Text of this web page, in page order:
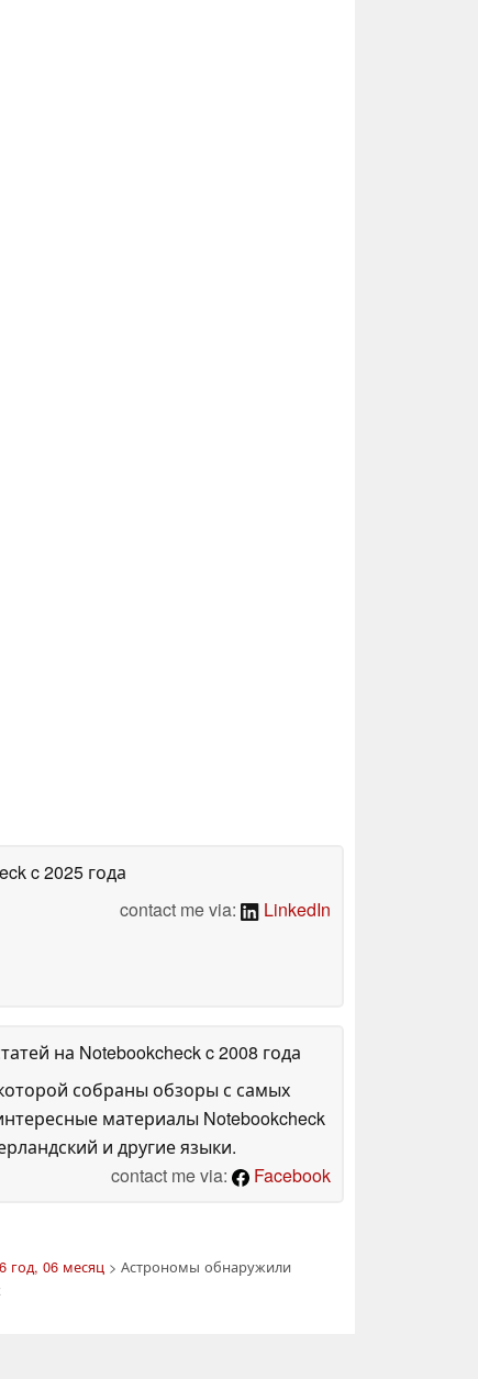
c 2025 года
contact me via:
LinkedIn
на Notebookcheckc 2008 года
собраны обзоры с самых
материалы Notebookcheck
и другие языки.
contact me via:
Facebook
год, 06 месяц > Астрономы обнаружили